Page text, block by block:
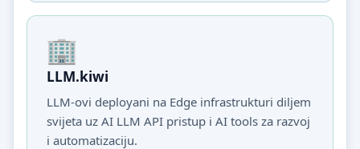
LLM.kiwi
LLM-ovi deployani na Edge infrastrukturi diljem
svijeta uz AI LLM API pristup i AI tools za razvoj
i automatizaciju.